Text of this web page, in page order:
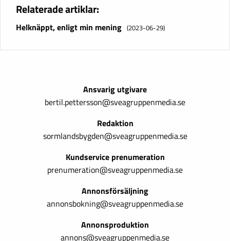
Relaterade artiklar:
Helknäppt, enligt min mening (2023-06-29)
Ansvarig utgivare
bertil.pettersson@sveagruppenmedia.se
Redaktion
sormlandsbygden@sveagruppenmedia.se
Kundservice prenumeration
prenumeration@sveagruppenmedia.se
Annonsförsäljning
annonsbokning@sveagruppenmedia.se
Annonsproduktion
annons@sveagruppenmedia.se